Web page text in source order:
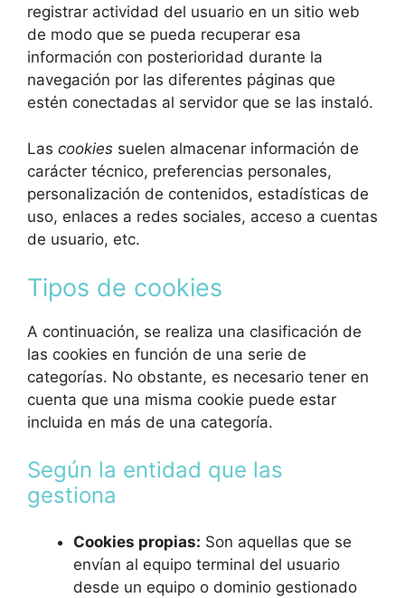
registrar actividad del usuario en un sitio web
de modo que se pueda recuperar esa
información con posterioridad durante la
navegación por las diferentes páginas que
estén conectadas al servidor que se las instaló.
Las cookies suelen almacenar información de
carácter técnico, preferencias personales,
personalización de contenidos, estadísticas de
uso, enlaces a redes sociales, acceso a cuentas
de usuario, etc.
Tipos de cookies
A continuación, se realiza una clasificación de
las cookies en función de una serie de
categorías. No obstante, es necesario tener en
cuenta que una misma cookie puede estar
incluida en más de una categoría.
Según la entidad que las
gestiona
Cookies propias: Son aquellas que se
envían al equipo terminal del usuario
desde un equipo o dominio gestionado